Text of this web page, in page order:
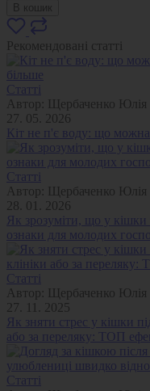
В кошик
Рекомендовані статті
Статті
Автор:
Щербаченко Юлія
27. 05. 2026
Кіт не п'є воду: що
Статті
Автор:
Щербаченко Юлія
28. 01. 2026
Як зрозуміти, що у кішки
ознаки для молодих
Статті
Автор:
Щербаченко Юлія
27. 11. 2025
Як зняти стрес у кішки
або за переляку: ТОП
Статті